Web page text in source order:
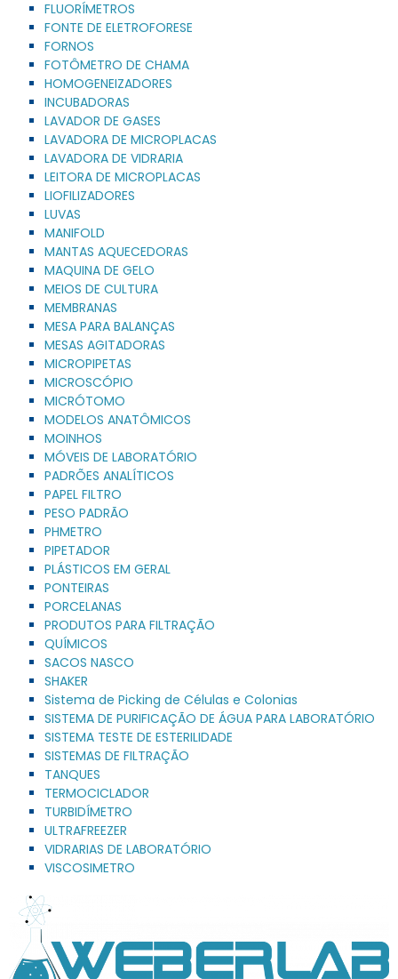
FLUORÍMETROS
FONTE DE ELETROFORESE
FORNOS
FOTÔMETRO DE CHAMA
HOMOGENEIZADORES
INCUBADORAS
LAVADOR DE GASES
LAVADORA DE MICROPLACAS
LAVADORA DE VIDRARIA
LEITORA DE MICROPLACAS
LIOFILIZADORES
LUVAS
MANIFOLD
MANTAS AQUECEDORAS
MAQUINA DE GELO
MEIOS DE CULTURA
MEMBRANAS
MESA PARA BALANÇAS
MESAS AGITADORAS
MICROPIPETAS
MICROSCÓPIO
MICRÓTOMO
MODELOS ANATÔMICOS
MOINHOS
MÓVEIS DE LABORATÓRIO
PADRÕES ANALÍTICOS
PAPEL FILTRO
PESO PADRÃO
PHMETRO
PIPETADOR
PLÁSTICOS EM GERAL
PONTEIRAS
PORCELANAS
PRODUTOS PARA FILTRAÇÃO
QUÍMICOS
SACOS NASCO
SHAKER
Sistema de Picking de Células e Colonias
SISTEMA DE PURIFICAÇÃO DE ÁGUA PARA LABORATÓRIO
SISTEMA TESTE DE ESTERILIDADE
SISTEMAS DE FILTRAÇÃO
TANQUES
TERMOCICLADOR
TURBIDÍMETRO
ULTRAFREEZER
VIDRARIAS DE LABORATÓRIO
VISCOSIMETRO